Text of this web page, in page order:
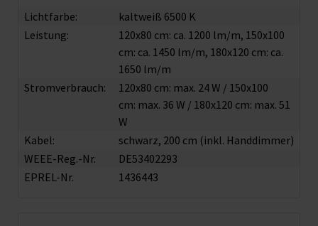
Lichtfarbe:
kaltweiß 6500 K
Leistung:
120x80 cm: ca. 1200 lm/m, 150x100
cm: ca. 1450 lm/m, 180x120 cm: ca.
1650 lm/m
Stromverbrauch:
120x80 cm: max. 24 W / 150x100
cm: max. 36 W / 180x120 cm: max. 51
W
Kabel:
schwarz, 200 cm (inkl. Handdimmer)
WEEE-Reg.-Nr.
DE53402293
EPREL-Nr.
1436443